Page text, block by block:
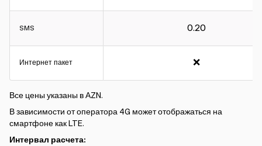
SMS
Интернет пакет
0.20
❌
Все цены указаны в АZN.
В зависимости от оператора 4G может отображаться на
смартфоне как LTE.
Интервал расчета: